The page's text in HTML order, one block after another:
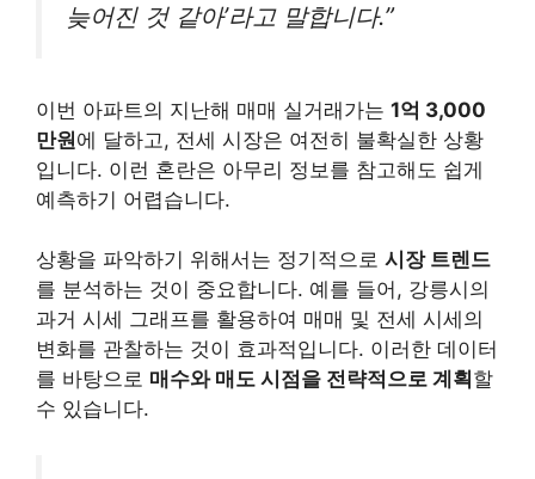
늦어진 것 같아’라고 말합니다.”
이번 아파트의 지난해 매매 실거래가는 1억 3,000
만원에 달하고, 전세 시장은 여전히 불확실한 상황
입니다. 이런 혼란은 아무리 정보를 참고해도 쉽게
예측하기 어렵습니다.
상황을 파악하기 위해서는 정기적으로 시장 트렌드
를 분석하는 것이 중요합니다. 예를 들어, 강릉시의
과거 시세 그래프를 활용하여 매매 및 전세 시세의
변화를 관찰하는 것이 효과적입니다. 이러한 데이터
를 바탕으로 매수와 매도 시점을 전략적으로 계획 할
수 있습니다.